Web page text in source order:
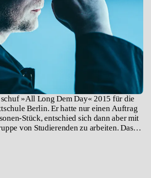
»All Long Dem Day« 2015 für die
Berlin. Er hatte nur einen Auftrag
Stück, entschied sich dann aber mit
von Studierenden zu arbeiten. Dass